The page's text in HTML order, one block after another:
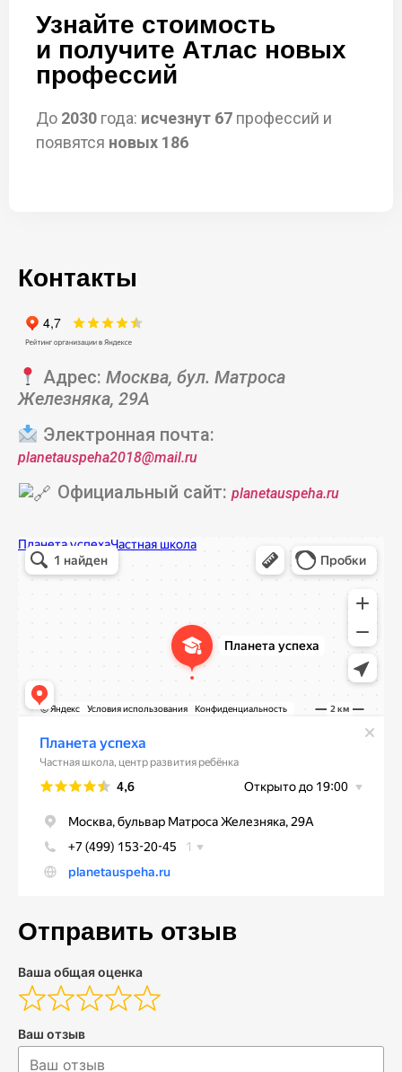
Узнайте стоимость
и получите Атлас новых
профессий
До 2030 года: исчезнут 67 профессий и
появятся новых 186
Контакты
Адрес: Москва, бул. Матроса
Железняка, 29А
Электронная почта:
planetauspeha2018@mail.ru
Официальный сайт: planetauspeha.ru
Планета успеха
Частная школа в Москве
Центр развития ребёнка в Москве
Отправить отзыв
Ваша общая оценка
Ваш отзыв